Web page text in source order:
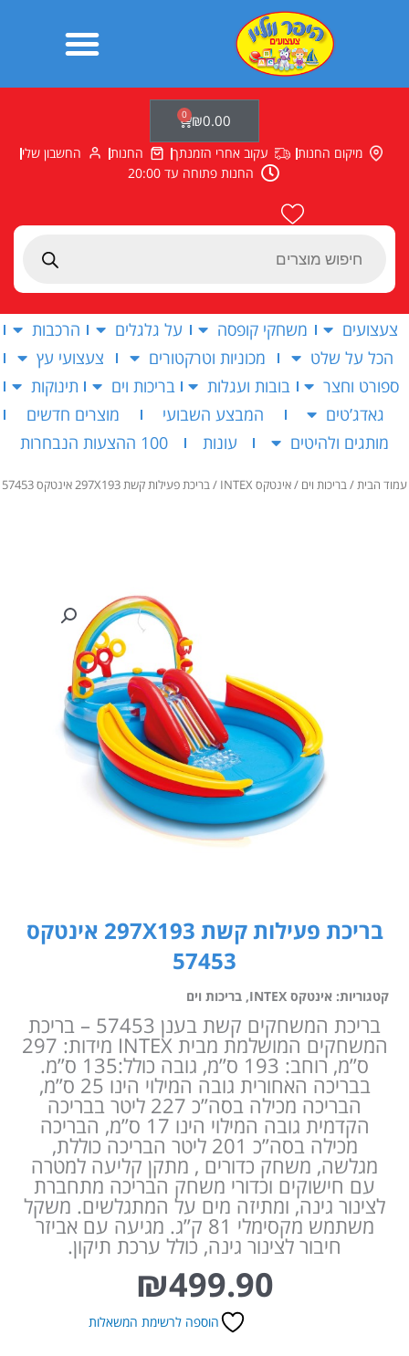
Products
₪0.00
0
עגלת
קניות
מיקום החנות עקוב אחרי הזמנתך החנות
החשבון שלי
החנות פתוחה עד 20:00
צעצועים משחקי קופסה על גלגלים
הרכבות
הכל על שלט
מכוניות וטרקטורים
צעצועי עץ
ספורט וחצר
בובות ועגלות בריכות וים
תינוקות
גאדג’טים
המבצע השבועי
מוצרים חדשים
מותגים ולהיטים
עונות 100 ההצעות הנבחרות
עמוד הבית/בריכות וים /אינטקס INTEX / בריכת פעילות קשת 297X193 אינטקס 57453
בריכת פעילות קשת 297X193 אינטקס
57453
קטגוריות:אינטקס INTEX ,בריכות וים
בריכת המשחקים קשת בענן 57453 – בריכת
המשחקים המושלמת מבית INTEX מידות: 297
ס”מ, רוחב: 193 ס”מ, גובה כולל:135 ס”מ.
בבריכה האחורית גובה המילוי הינו 25 ס”מ,
הבריכה מכילה בסה”כ 227 ליטר בבריכה
הקדמית גובה המילוי הינו 17 ס”מ, הבריכה
מכילה בסה”כ 201 ליטר הבריכה כוללת,
מגלשה, משחק כדורים , מתקן קליעה למטרה
עם חישוקים וכדורי משחק הבריכה מתחברת
לצינור גינה, ומתיזה מים על המתגלשים. משקל
משתמש מקסימלי 81 ק”ג. מגיעה עם אביזר
חיבור לצינור גינה, כולל ערכת תיקון.
₪499.90
הוספה לרשימת המשאלות